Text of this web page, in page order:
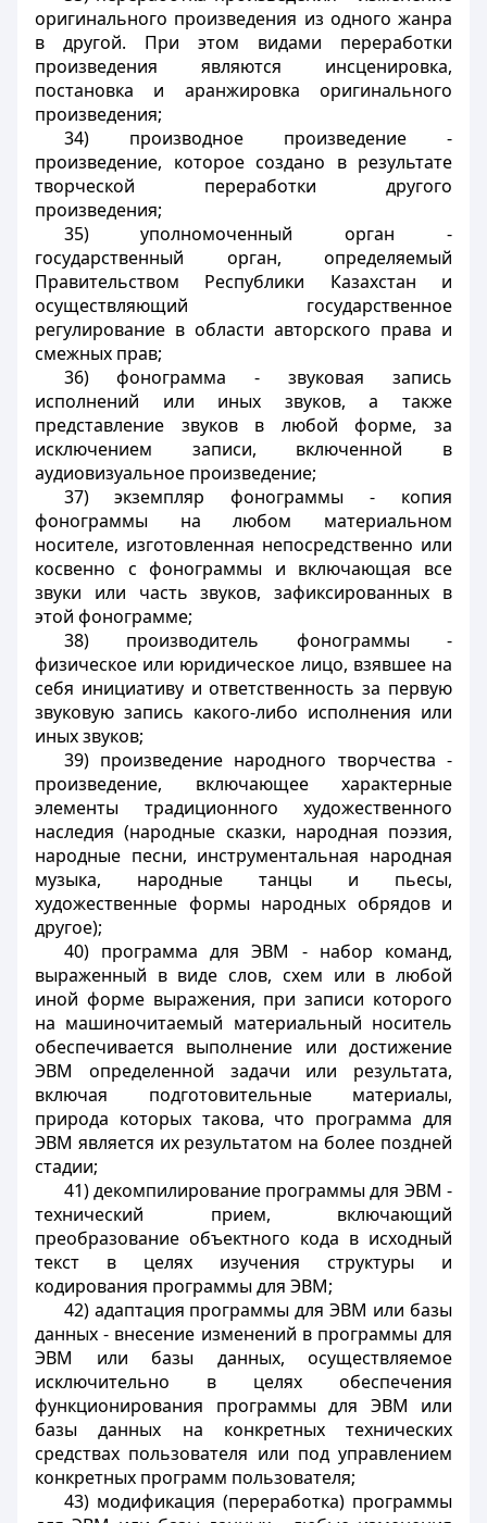
оригинального произведения из одного жанра
в другой. При этом видами переработки
произведения являются инсценировка,
постановка и аранжировка оригинального
произведения;
34) производное произведение -
произведение, которое создано в результате
творческой переработки другого
произведения;
35) уполномоченный орган -
государственный орган, определяемый
Правительством Республики Казахстан и
осуществляющий государственное
регулирование в области авторского права и
смежных прав;
36) фонограмма - звуковая запись
исполнений или иных звуков, а также
представление звуков в любой форме, за
исключением записи, включенной в
аудиовизуальное произведение;
37) экземпляр фонограммы - копия
фонограммы на любом материальном
носителе, изготовленная непосредственно или
косвенно с фонограммы и включающая все
звуки или часть звуков, зафиксированных в
этой фонограмме;
38) производитель фонограммы -
физическое или юридическое лицо, взявшее на
себя инициативу и ответственность за первую
звуковую запись какого-либо исполнения или
иных звуков;
39) произведение народного творчества -
произведение, включающее характерные
элементы традиционного художественного
наследия (народные сказки, народная поэзия,
народные песни, инструментальная народная
музыка, народные танцы и пьесы,
художественные формы народных обрядов и
другое);
40) программа для ЭВМ - набор команд,
выраженный в виде слов, схем или в любой
иной форме выражения, при записи которого
на машиночитаемый материальный носитель
обеспечивается выполнение или достижение
ЭВМ определенной задачи или результата,
включая подготовительные материалы,
природа которых такова, что программа для
ЭВМ является их результатом на более поздней
стадии;
41) декомпилирование программы для ЭВМ -
технический прием, включающий
преобразование объектного кода в исходный
текст в целях изучения структуры и
кодирования программы для ЭВМ;
42) адаптация программы для ЭВМ или базы
данных - внесение изменений в программы для
ЭВМ или базы данных, осуществляемое
исключительно в целях обеспечения
функционирования программы для ЭВМ или
базы данных на конкретных технических
средствах пользователя или под управлением
конкретных программ пользователя;
43) модификация (переработка) программы